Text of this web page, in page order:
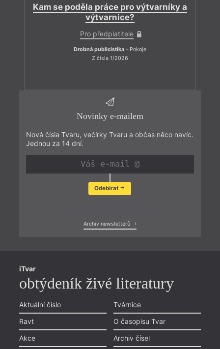
Kam se poděla práce pro výtvarníky a
výtvarnice?
Pro předplatitele
Drobná publicistika – Pokoje
Z čísla 1/2026
Novinky e-mailem
Nová čísla Tvaru, večírky Tvaru a občas něco navíc.
Jednou za 14 dní.
Odebírat
Archiv newsletterů
iTvar
obtýdeník živé literatury
Aktuální číslo
Ravt
Akce
Tvárnice
O časopisu Tvar
Archiv čísel